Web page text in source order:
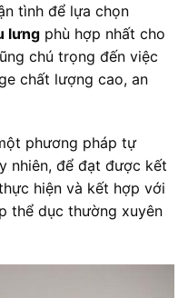
tình để lựa chọn
lưng phù hợp nhất cho
chú trọng đến việc
chất lượng cao, an
phương pháp tự
nhiên, để đạt được kết
hiện và kết hợp với
thể dục thường xuyên